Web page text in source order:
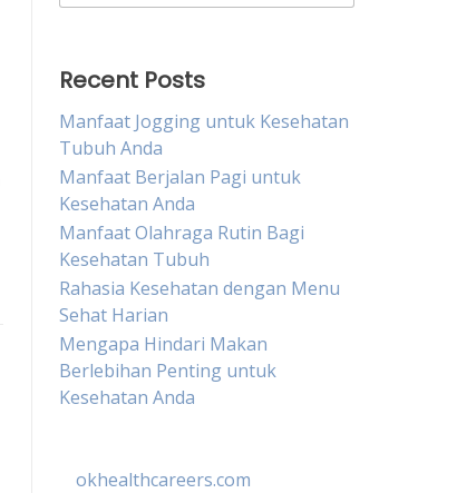
for:
Recent Posts
Manfaat Jogging untuk Kesehatan
Tubuh Anda
Manfaat Berjalan Pagi untuk
Kesehatan Anda
Manfaat Olahraga Rutin Bagi
Kesehatan Tubuh
Rahasia Kesehatan dengan Menu
Sehat Harian
Mengapa Hindari Makan
Berlebihan Penting untuk
Kesehatan Anda
okhealthcareers.com